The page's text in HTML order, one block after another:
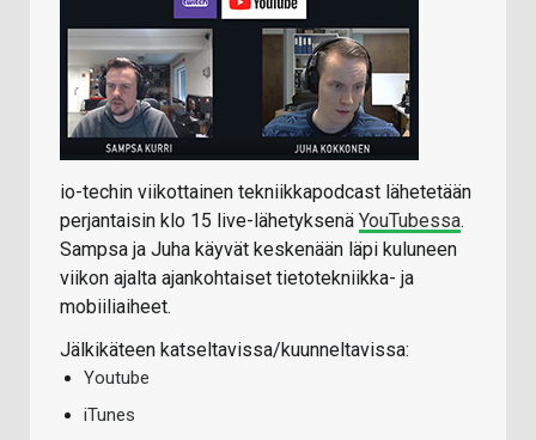
io-techin viikottainen tekniikkapodcast lähetetään
perjantaisin klo 15 live-lähetyksenä YouTubessa.
Sampsa ja Juha käyvät keskenään läpi kuluneen
viikon ajalta ajankohtaiset tietotekniikka- ja
mobiiliaiheet.
Jälkikäteen katseltavissa/kuunneltavissa:
Youtube
iTunes